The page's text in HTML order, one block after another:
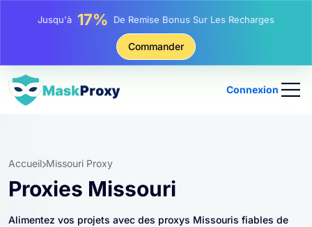
Jusqu'à 25% Remise Sur Les Achats Statiques IP
Remise Sur Les Achats Tournants IP
Commander
Connexion
Accueil Missouri Proxy
Proxies Missouri
Alimentez vos projets avec des proxys Missouris fiables de